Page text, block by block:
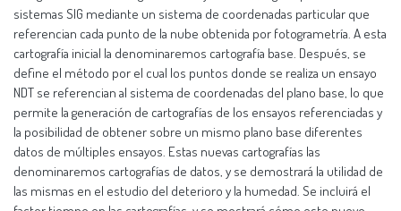
sistemas SIG mediante un sistema de coordenadas particular que
referencian cada punto de la nube obtenida por fotogrametría. A esta
cartografía inicial la denominaremos cartografía base. Después, se
define el método por el cual los puntos donde se realiza un ensayo
NDT se referencian al sistema de coordenadas del plano base, lo que
permite la generación de cartografías de los ensayos referenciadas y
la posibilidad de obtener sobre un mismo plano base diferentes
datos de múltiples ensayos. Estas nuevas cartografías las
denominaremos cartografías de datos, y se demostrará la utilidad de
las mismas en el estudio del deterioro y la humedad. Se incluirá el